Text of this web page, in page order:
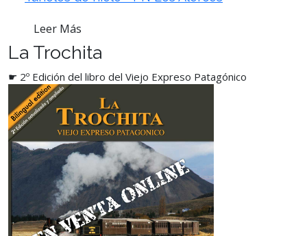
Leer Más
La Trochita
☛ 2º Edición del libro del Viejo Expreso Patagónico